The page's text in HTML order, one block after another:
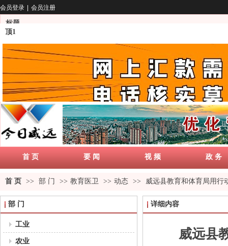
标题
顶1
会员登录 会员注册
首 页 要 闻 视 频 政 务
首 页 >> 部 门 >> 教育医卫 >> 动态 >> 威远县教育和体育局用行
部 门
工业
农业
详细内容
威远县